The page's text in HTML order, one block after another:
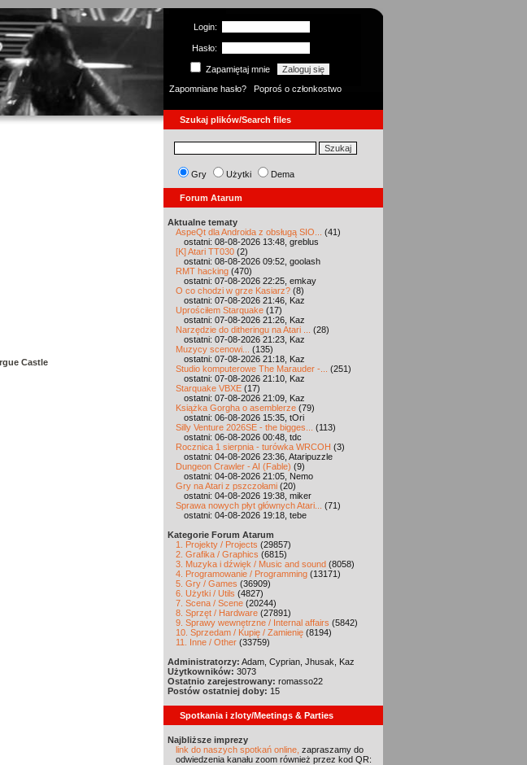
Login:
Hasło:
Zapamiętaj mnie
Zapomniane hasło?
Poproś o członkostwo
Szukaj plików/Search files
Castle
Gry Użytki Dema
Forum Atarum
Aktualne tematy
AspeQt dla Androida z obsługą SIO...
(41)
ostatni: 08-08-2026 13:48, greblus
[K] Atari TT030 (2)
ostatni: 08-08-2026 09:52, goolash
RMT hacking (470)
ostatni: 07-08-2026 22:25, emkay
O co chodzi w grze Kasiarz? (8)
ostatni: 07-08-2026 21:46, Kaz
Uprościłem Starquake (17)
ostatni: 07-08-2026 21:26, Kaz
Narzędzie do ditheringu na Atari ...
(28)
ostatni: 07-08-2026 21:23, Kaz
Muzycy scenowi...
(135)
ostatni: 07-08-2026 21:18, Kaz
Studio komputerowe The Marauder -...
(251)
ostatni: 07-08-2026 21:10, Kaz
Starquake VBXE (17)
ostatni: 07-08-2026 21:09, Kaz
Książka Gorgha o asemblerze (79)
ostatni: 06-08-2026 15:35, tOri
Silly Venture 2026SE - the bigges...
(113)
ostatni: 06-08-2026 00:48, tdc
Rocznica 1 sierpnia - turówka WRCOH (3)
ostatni: 04-08-2026 23:36, Ataripuzzle
Dungeon Crawler - AI (Fable) (9)
ostatni: 04-08-2026 21:05, Nemo
Gry na Atari z pszczołami (20)
ostatni: 04-08-2026 19:38, miker
Sprawa nowych płyt głównych Atari...
(71)
ostatni: 04-08-2026 19:18, tebe
Kategorie Forum Atarum
1. Projekty / Projects (29857)
2. Grafika / Graphics (6815)
3. Muzyka i dźwięk / Music and sound (8058)
4. Programowanie / Programming (13171)
5. Gry / Games (36909)
6. Użytki / Utils (4827)
7. Scena / Scene (20244)
8. Sprzęt / Hardware (27891)
9. Sprawy wewnętrzne / Internal affairs (5842)
10. Sprzedam / Kupię / Zamienię (8194)
11. Inne / Other (33759)
Administratorzy: Adam, Cyprian, Jhusak, Kaz
Użytkowników: 3073
Ostatnio zarejestrowany: romasso22
Postów ostatniej doby: 15
Spotkania i zloty/Meetings & Parties
Najbliższe imprezy
link do naszych spotkań online, zapraszamy do
odwiedzenia kanału zoom również przez kod QR: